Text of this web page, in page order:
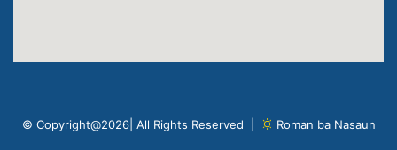
© Copyright@2026| All Rights Reserved | Roman ba Nasaun